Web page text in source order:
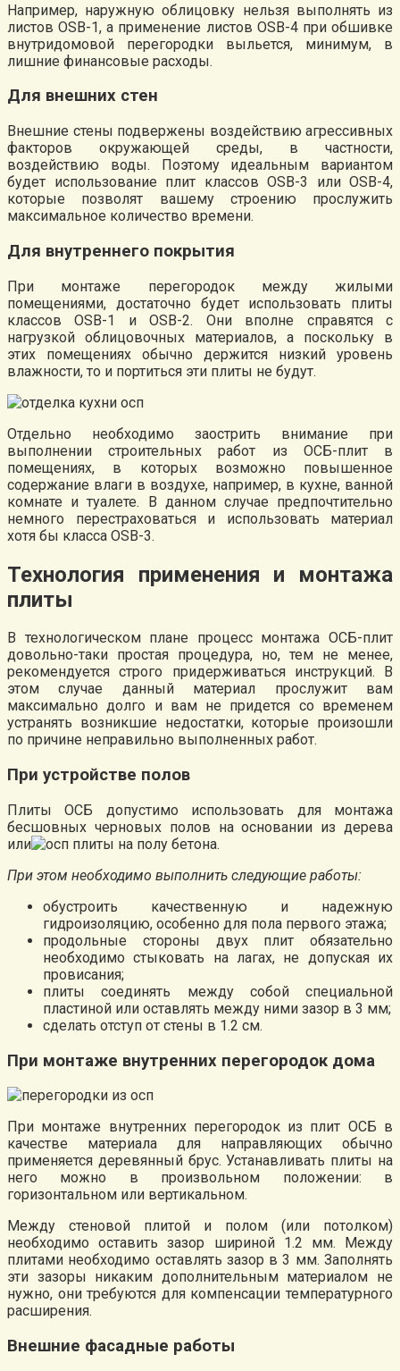
Например, наружную облицовку нельзя выполнять из
листов OSB-1, а применение листов OSB-4 при обшивке
внутридомовой перегородки выльется, минимум, в
лишние финансовые расходы.
Для внешних стен
Внешние стены подвержены воздействию агрессивных
факторов окружающей среды, в частности,
воздействию воды. Поэтому идеальным вариантом
будет использование плит классов OSB-3 или OSB-4,
которые позволят вашему строению прослужить
максимальное количество времени.
Для внутреннего покрытия
При монтаже перегородок между жилыми
помещениями, достаточно будет использовать плиты
классов OSB-1 и OSB-2. Они вполне справятся с
нагрузкой облицовочных материалов, а поскольку в
этих помещениях обычно держится низкий уровень
влажности, то и портиться эти плиты не будут.
Отдельно необходимо заострить внимание при
выполнении строительных работ из ОСБ-плит в
помещениях, в которых возможно повышенное
содержание влаги в воздухе, например, в кухне, ванной
комнате и туалете. В данном случае предпочтительно
немного перестраховаться и использовать материал
хотя бы класса OSB-3.
Технология применения и монтажа
плиты
В технологическом плане процесс монтажа ОСБ-плит
довольно-таки простая процедура, но, тем не менее,
рекомендуется строго придерживаться инструкций. В
этом случае данный материал прослужит вам
максимально долго и вам не придется со временем
устранять возникшие недостатки, которые произошли
по причине неправильно выполненных работ.
При устройстве полов
Плиты ОСБ допустимо использовать для монтажа
бесшовных черновых полов на основании из дерева
или
бетона.
При этом необходимо выполнить следующие работы:
обустроить качественную и надежную
гидроизоляцию, особенно для пола первого этажа;
продольные стороны двух плит обязательно
необходимо стыковать на лагах, не допуская их
провисания;
плиты соединять между собой специальной
пластиной или оставлять между ними зазор в 3 мм;
сделать отступ от стены в 1.2 см.
При монтаже внутренних перегородок дома
При монтаже внутренних перегородок из плит ОСБ в
качестве материала для направляющих обычно
применяется деревянный брус. Устанавливать плиты на
него можно в произвольном положении: в
горизонтальном или вертикальном.
Между стеновой плитой и полом (или потолком)
необходимо оставить зазор шириной 1.2 мм. Между
плитами необходимо оставлять зазор в 3 мм. Заполнять
эти зазоры никаким дополнительным материалом не
нужно, они требуются для компенсации температурного
расширения.
Внешние фасадные работы